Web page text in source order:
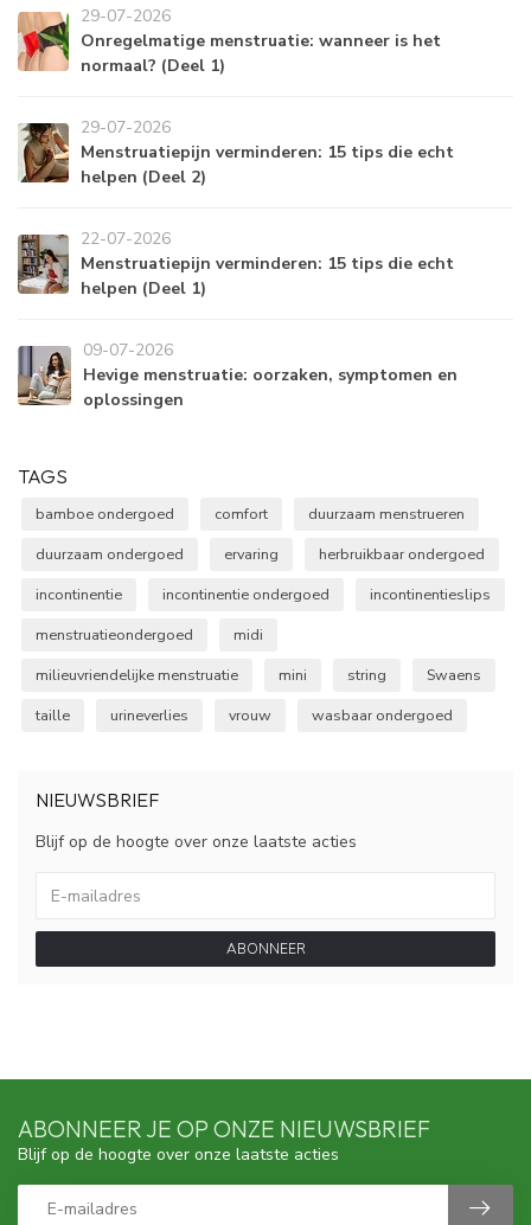
29-07-2026
Onregelmatige menstruatie: wanneer is het
normaal? (Deel 1)
29-07-2026
Menstruatiepijn verminderen: 15 tips die echt
helpen (Deel 2)
22-07-2026
Menstruatiepijn verminderen: 15 tips die echt
helpen (Deel 1)
09-07-2026
Hevige menstruatie: oorzaken, symptomen en
oplossingen
TAGS
bamboe ondergoed comfort
duurzaam menstrueren
duurzaam ondergoed
ervaring
herbruikbaar ondergoed
incontinentie
incontinentie ondergoed
incontinentieslips
menstruatieondergoed
midi
milieuvriendelijke menstruatie
mini string
Swaens
taille
urineverlies vrouw wasbaar ondergoed
NIEUWSBRIEF
Blijf op de hoogte over onze laatste acties
ABONNEER
ABONNEER JE OP ONZE NIEUWSBRIEF
Blijf op de hoogte over onze laatste acties